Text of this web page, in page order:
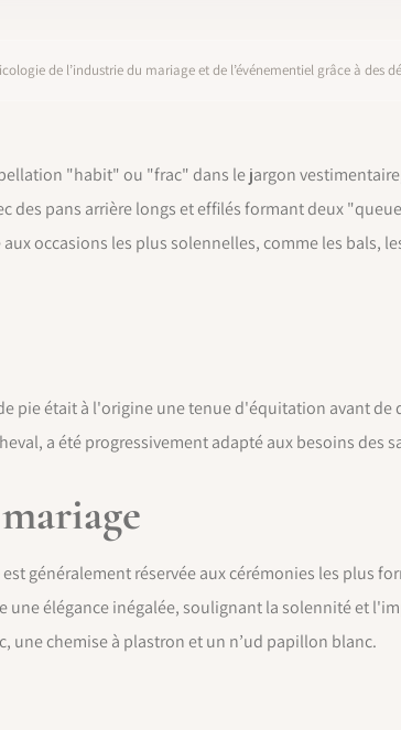
de l’industrie du mariage et de l’événementiel grâce à des
"habit" ou "frac" dans le jargon
des pans arrière longs et effilés formant deux
occasions les plus solennelles, comme les bals,
pie était à l'origine une tenue d'équitation avant
a été progressivement adapté aux besoins des
généralement réservée aux cérémonies les plus
une élégance inégalée, soulignant la solennité et
une chemise à plastron et un n’ud papillon blanc.